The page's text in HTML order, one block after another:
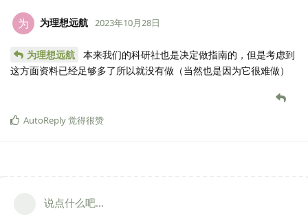
为 为理想远航 2023年10月28日
为理想远航
本来我们的科研社也是决定做指南的，但是考虑到
这方面资料已经足够多了所以就没有做（当然也是因为它很难做）
AutoReply觉得很赞
说点什么吧...